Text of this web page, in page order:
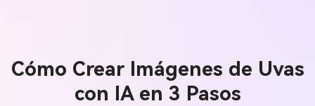
Cómo Crear Imágenes de Uvas
con IA en 3 Pasos